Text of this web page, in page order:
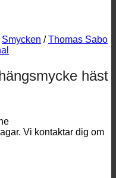
Smycken / Thomas Sabo
häst
Vi kontaktar dig om